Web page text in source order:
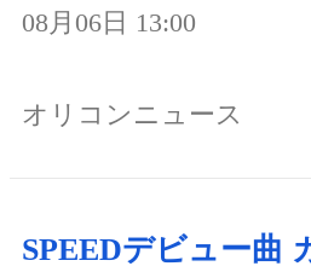
08月06日 13:00
オリコンニュース
SPEEDデビュー曲